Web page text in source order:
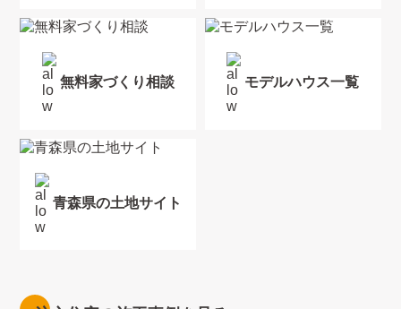
無料家づくり相談 モデルハウス一覧
青森県の土地サイト